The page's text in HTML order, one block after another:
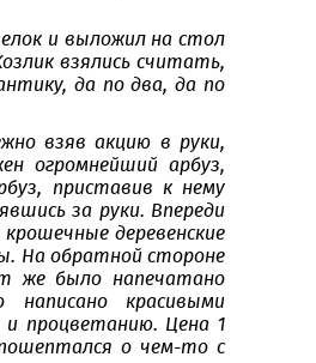
и выложил на стол
взялись считать,
да по два, да по
взяв акцию в руки,
огромнейший арбуз,
приставив к нему
за руки. Впереди
деревенские
На обратной стороне
же было напечатано
красивыми
и процветанию. Цена 1
о чем-то с